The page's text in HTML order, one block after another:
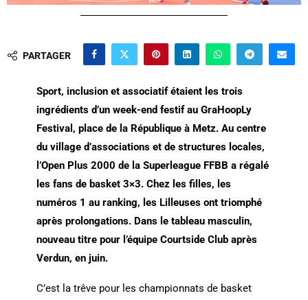
PARTAGER
Sport, inclusion et associatif étaient les trois
ingrédients d’un week-end festif au GraHoopLy
Festival, place de la République à Metz. Au centre
du village d’associations et de structures locales,
l’Open Plus 2000 de la Superleague FFBB a régalé
les fans de basket 3×3. Chez les filles, les
numéros 1 au ranking, les Lilleuses ont triomphé
après prolongations. Dans le tableau masculin,
nouveau titre pour l’équipe Courtside Club après
Verdun, en juin.
C’est la trêve pour les championnats de basket